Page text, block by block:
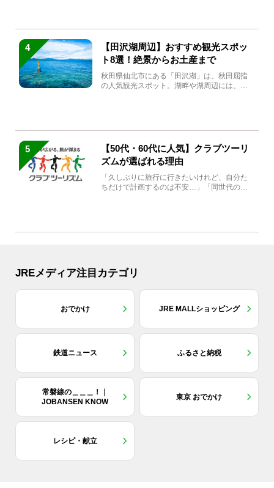
4
【田沢湖周辺】おすすめ観光スポッ
ト8選！絶景からお土産まで
秋田県仙北市にある「田沢湖」は、秋田屈指
の人気観光スポット。湖畔や湖周辺には、田
5
【50代・60代に人気】クラブツーリ
ズムが選ばれる理由
「久しぶりに旅行に行きたいけれど、自分た
ちだけで計画するのは不安…」「同世代の方
JREメディア注目カテゴリ
おでかけ JRE MALLショッピング
鉄道ニュース ふるさと納税
常磐線の＿＿＿！｜
JOBANSEN KNOW
東京 おでかけ
レシピ・献立